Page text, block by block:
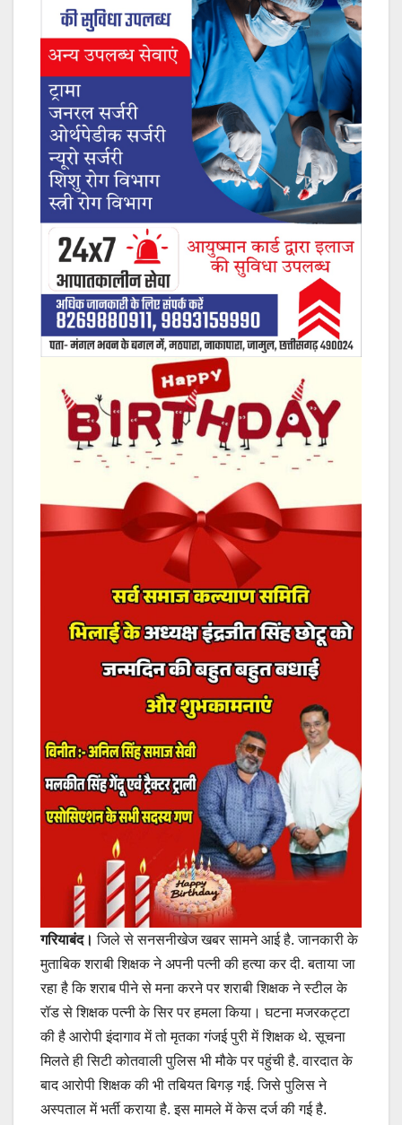
गरियाबंद। जिले से सनसनीखेज खबर सामने आई है. जानकारी के
मुताबिक शराबी शिक्षक ने अपनी पत्नी की हत्या कर दी. बताया जा
रहा है कि शराब पीने से मना करने पर शराबी शिक्षक ने स्टील के
रॉड से शिक्षक पत्नी के सिर पर हमला किया। घटना मजरकट्टा
की है आरोपी इंदागाव में तो मृतका गंजई पुरी में शिक्षक थे. सूचना
मिलते ही सिटी कोतवाली पुलिस भी मौके पर पहुंची है. वारदात के
बाद आरोपी शिक्षक की भी तबियत बिगड़ गई. जिसे पुलिस ने
अस्पताल में भर्ती कराया है. इस मामले में केस दर्ज की गई है.